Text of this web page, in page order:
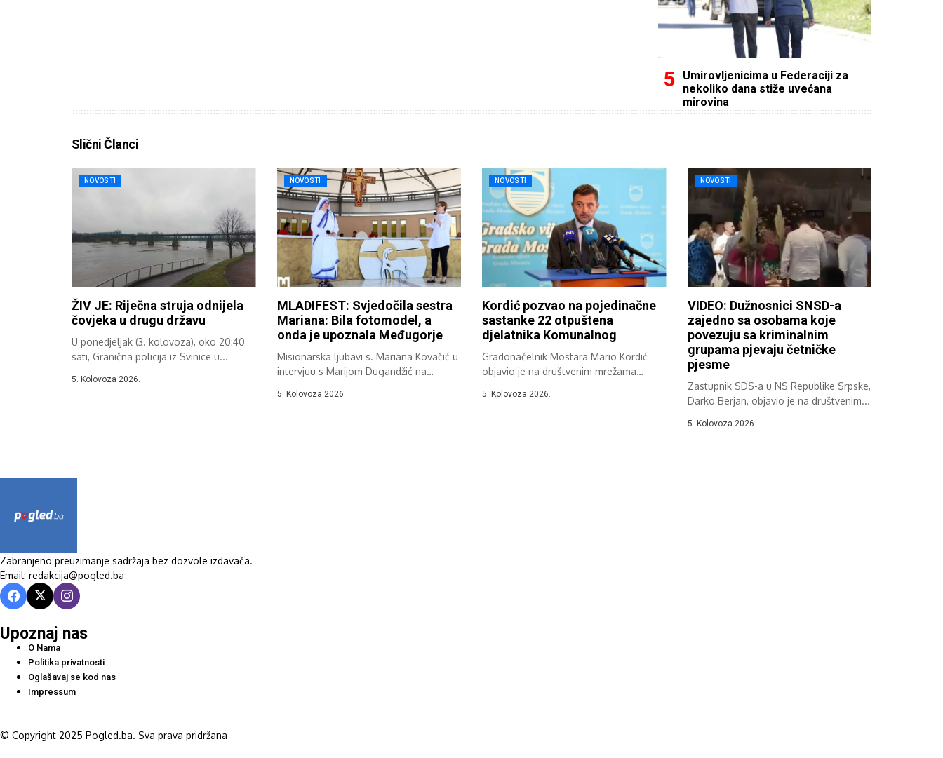
Umirovljenicima u Federaciji za
nekoliko dana stiže uvećana
mirovina
Slični Članci
NOVOSTI
ŽIV JE: Riječna struja odnijela
čovjeka u drugu državu
U ponedjeljak (3. kolovoza), oko 20:40
sati, Granična policija iz Svinice u...
5. Kolovoza 2026.
NOVOSTI
MLADIFEST: Svjedočila sestra
Mariana: Bila fotomodel, a
onda je upoznala Međugorje
Misionarska ljubavi s. Mariana Kovačić u
intervjuu s Marijom Dugandžić na
5. Kolovoza 2026.
NOVOSTI
Kordić pozvao na pojedinačne
sastanke 22 otpuštena
djelatnika Komunalnog
Gradonačelnik Mostara Mario Kordić
objavio je na društvenim mrežama
5. Kolovoza 2026.
NOVOSTI
VIDEO: Dužnosnici SNSD-a
zajedno sa osobama koje
povezuju sa kriminalnim
grupama pjevaju četničke
pjesme
Zastupnik SDS-a u NS Republike Srpske,
Darko Berjan, objavio je na društvenim...
5. Kolovoza 2026.
Zabranjeno preuzimanje sadržaja bez dozvole izdavača.
Email: redakcija@pogled.ba
Upoznaj nas
O Nama
Politika privatnosti
Oglašavaj se kod nas
Impressum
© Copyright 2025 Pogled.ba. Sva prava pridržana